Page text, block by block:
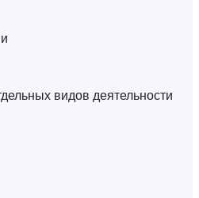
видов деятельности